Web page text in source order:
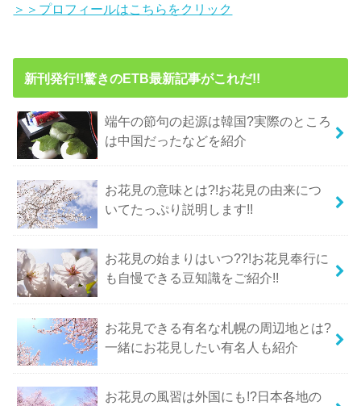
＞＞プロフィールはこちらをクリック
新刊発行!!驚きのETB最新記事がこれだ!!
端午の節句の起源は韓国?実際のところ
は中国だったなどを紹介
お花見の意味とは?!お花見の由来につ
いてたっぷり説明します!!
お花見の始まりはいつ??!お花見奉行に
も自慢できる豆知識をご紹介!!
お花見できる有名な札幌の周辺地とは?
一緒にお花見したい有名人も紹介
お花見の風習は外国にも!?日本各地の